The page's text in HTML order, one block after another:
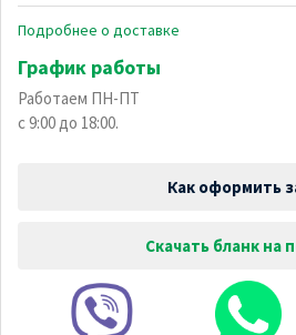
Подробнее о доставке
График работы
Работаем ПН-ПТ
с 9:00 до 18:00.
Как оформить
Скачать бланк на